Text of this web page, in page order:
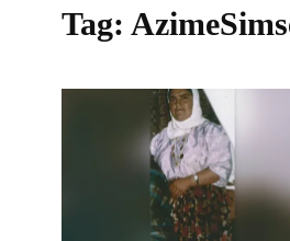
Tag: